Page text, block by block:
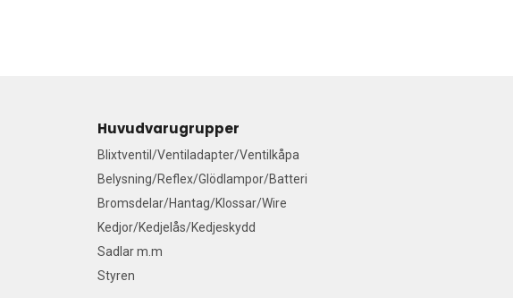
Huvudvarugrupper
Blixtventil/Ventiladapter/Ventilkåpa
Belysning/Reflex/Glödlampor/Batteri
Bromsdelar/Hantag/Klossar/Wire
Kedjor/Kedjelås/Kedjeskydd
Sadlar m.m
Styren